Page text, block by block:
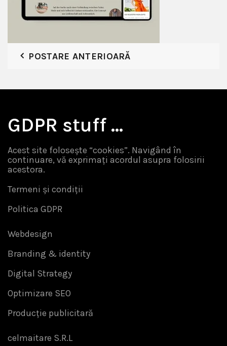
POSTARE ANTERIOARĂ
GDPR stuff …
Acest site folosește “cookies”. Navigând în
continuare, vă exprimați acordul asupra folosirii
acestora.
Termeni și condiții
Politica GDPR
Webdesign
Branding & identity
Digital Strategy
Optimizare SEO
Producție publicitară
celmaitare S.R.L